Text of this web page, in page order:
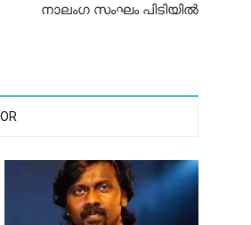
നാലംഗ സംഘം പിടിയിൽ